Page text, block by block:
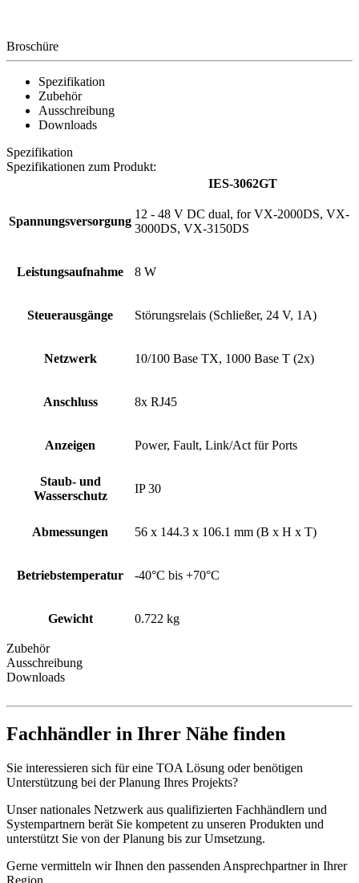
Broschüre
Spezifikation
Zubehör
Ausschreibung
Downloads
Spezifikation
Spezifikationen zum Produkt:
IES-3062GT
Spannungsversorgung
12 - 48 V DC dual, for VX-2000DS, VX-
3000DS, VX-3150DS
Leistungsaufnahme 8 W
Steuerausgänge Störungsrelais (Schließer, 24 V, 1A)
Netzwerk 10/100 Base TX, 1000 Base T (2x)
Anschluss 8x RJ45
Anzeigen Power, Fault, Link/Act für Ports
Staub- und
Wasserschutz
IP 30
Abmessungen 56 x 144.3 x 106.1 mm (B x H x T)
Betriebstemperatur -40°C bis +70°C
Gewicht 0.722 kg
Zubehör
Ausschreibung
Downloads
Fachhändler in Ihrer Nähe finden
Sie interessieren sich für eine TOA Lösung oder benötigen
Unterstützung bei der Planung Ihres Projekts?
Unser nationales Netzwerk aus qualifizierten Fachhändlern und
Systempartnern berät Sie kompetent zu unseren Produkten und
unterstützt Sie von der Planung bis zur Umsetzung.
Gerne vermitteln wir Ihnen den passenden Ansprechpartner in Ihrer
Region.